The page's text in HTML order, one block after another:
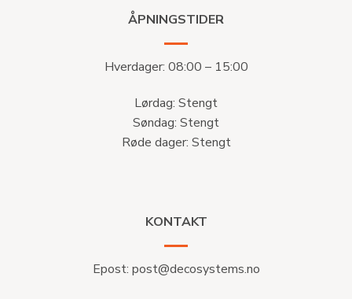
ÅPNINGSTIDER
Hverdager: 08:00 – 15:00
Lørdag: Stengt
Søndag: Stengt
Røde dager: Stengt
KONTAKT
Epost: post@decosystems.no